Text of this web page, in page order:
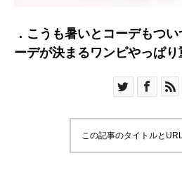
．こうも暑いとコーデもつ
ーデが決まるワンピやっぱ
ゃっとした素材感が洗いざら
cotton
この記事のタイトルと